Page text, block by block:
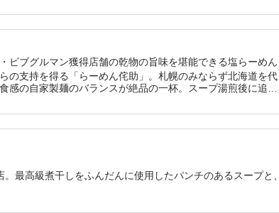
ビブグルマン獲得店舗の乾物の旨味を堪能できる塩らーめん
の支持を得る「らーめん侘助」。札幌のみならず北海道を代
感の自家製麺のバランスが絶品の一杯。スープ湯煎後に追い
最高級煮干しをふんだんに使用したパンチのあるスープと、